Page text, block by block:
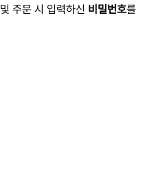
및 주문 시 입력하신 비밀번호를